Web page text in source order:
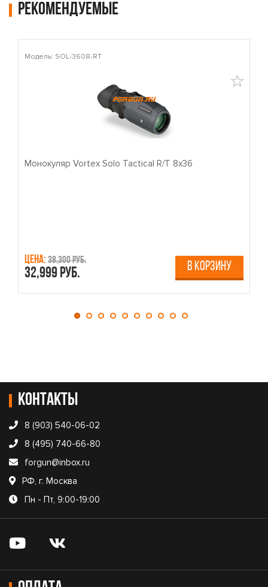
Рекомендуемые
Модель: SOL-3608-RT
Монокуляр Vortex Solo Tactical R/T 8x36
Цена: 38,300 руб.
32,999 руб. В КОРЗИНУ
Контакты
8 (903) 540-06-02
8 (495) 740-66-80
forgun@inbox.ru
РФ, г. Москва
Пн - Пт, 9:00-19:00